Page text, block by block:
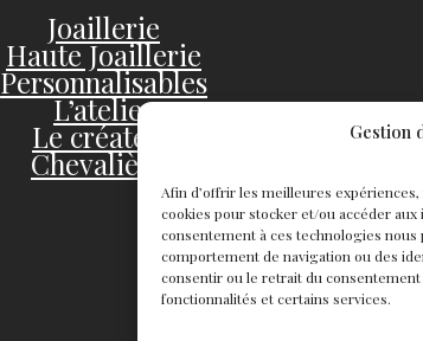
Gestion
Afin d’offrir les meilleures
cookies pour stocker et/ou accéder
consentement à ces technologies
comportement de navigation ou des
consentir ou le retrait du
fonctionnalités et certains services.
Joaillerie
Haute Joaillerie
Personnalisables
L’atelier
Le créateur
Chevalières